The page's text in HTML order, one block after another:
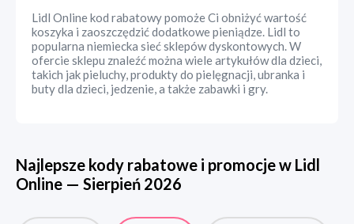
Lidl Online kod rabatowy pomoże Ci obniżyć wartość
koszyka i zaoszczędzić dodatkowe pieniądze. Lidl to
popularna niemiecka sieć sklepów dyskontowych. W
ofercie sklepu znaleźć można wiele artykułów dla dzieci,
takich jak pieluchy, produkty do pielęgnacji, ubranka i
buty dla dzieci, jedzenie, a także zabawki i gry.
Najlepsze kody rabatowe i promocje w Lidl
Online — Sierpień 2026